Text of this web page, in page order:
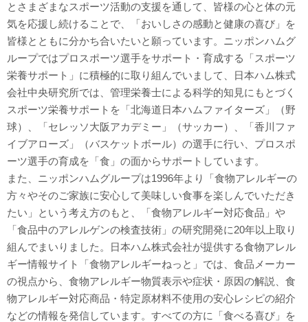
とさまざまなスポーツ活動の支援を通して、皆様の心と体の元
気を応援し続けることで、「おいしさの感動と健康の喜び」を
皆様とともに分かち合いたいと願っています。ニッポンハムグ
ループではプロスポーツ選手をサポート・育成する「スポーツ
栄養サポート」に積極的に取り組んでいまして、日本ハム株式
会社中央研究所では、管理栄養士による科学的知見にもとづく
スポーツ栄養サポートを「北海道日本ハムファイターズ」（野
球）、「セレッソ大阪アカデミー」（サッカー）、「香川ファ
イブアローズ」（バスケットボール）の選手に行い、プロスポ
ーツ選手の育成を「食」の面からサポートしています。
また、ニッポンハムグループは1996年より「食物アレルギーの
方々やそのご家族に安心して美味しい食事を楽しんでいただき
たい」という考え方のもと、「食物アレルギー対応食品」や
「食品中のアレルゲンの検査技術」の研究開発に20年以上取り
組んでまいりました。日本ハム株式会社が提供する食物アレル
ギー情報サイト「食物アレルギーねっと」では、食品メーカー
の視点から、食物アレルギー物質表示や症状・原因の解説、食
物アレルギー対応商品・特定原材料不使用の安心レシピの紹介
などの情報を発信しています。すべての方に「食べる喜び」を